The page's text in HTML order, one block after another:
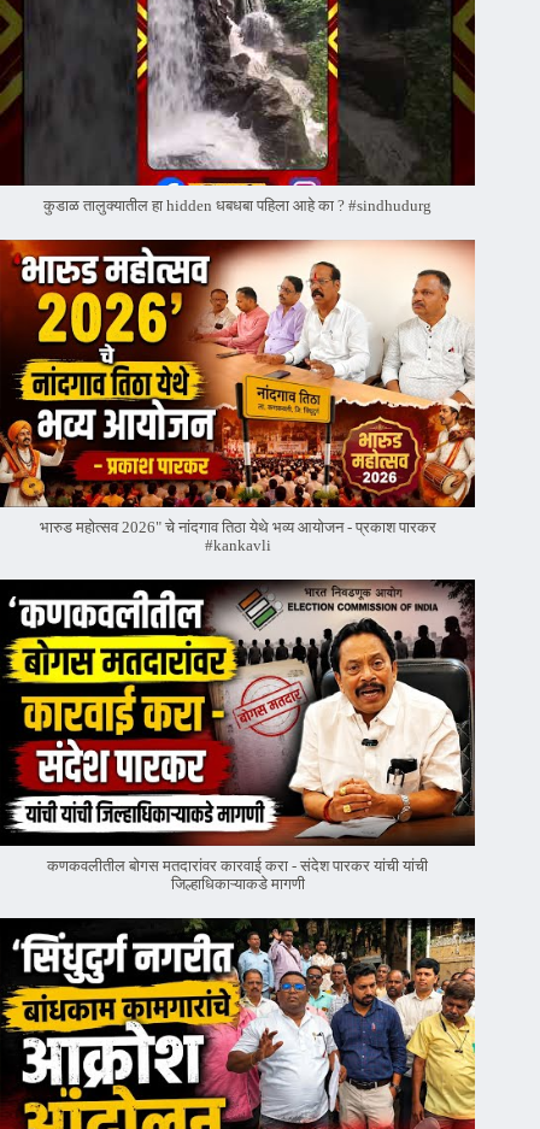
कुडाळ तालुक्यातील हा hidden धबधबा पहिला आहे का ? #sindhudurg
भारुड महोत्सव 2026" चे नांदगाव तिठा येथे भव्य आयोजन - प्रकाश पारकर
#kankavli
कणकवलीतील बोगस मतदारांवर‌ कारवाई करा - संदेश पारकर यांची यांची
जिल्हाधिकाऱ्याकडे मागणी